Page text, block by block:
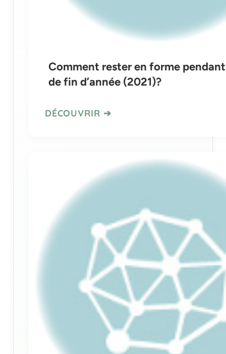
Comment rester en forme
de fin d’année (2021)?